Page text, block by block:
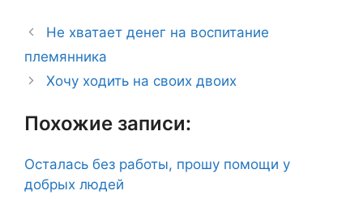
Не хватает денег на воспитание
племянника
Хочу ходить на своих двоих
Похожие записи:
Осталась без работы, прошу помощи у
добрых людей